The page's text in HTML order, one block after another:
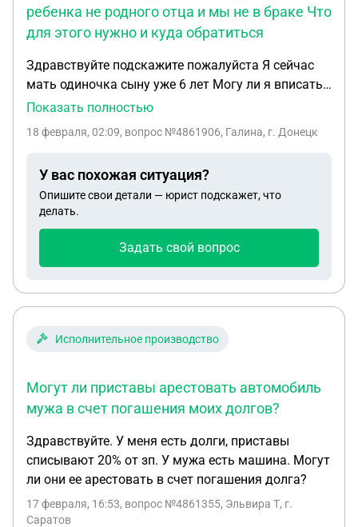
ребенка не родного отца и мы не в браке Что
для этого нужно и куда обратиться
Здравствуйте подскажите пожалуйста Я сейчас
мать одиночка сыну уже 6 лет Могу ли я вписать
в свидетельство о рождении ребенка не родного
обратиться
Показать полностью
18 февраля, 02:09, вопрос №4861906, Галина, г. Донецк
У вас похожая ситуация?
Опишите свои детали — юрист подскажет, что
делать.
Задать свой вопрос
Исполнительное производство
Могут ли приставы арестовать автомобиль
мужа в счет погашения моих долгов?
Здравствуйте. У меня есть долги, приставы
списывают 20% от зп. У мужа есть машина. Могут
ли они ее арестовать в счет погашения долга?
17 февраля, 16:53, вопрос №4861355, Эльвира Т, г.
Саратов